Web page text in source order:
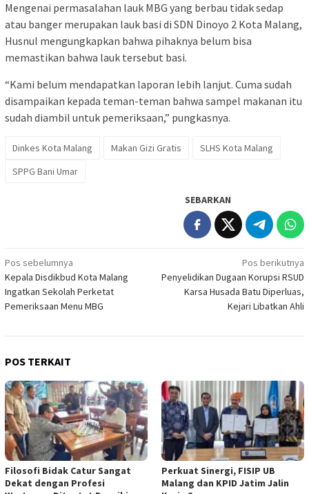
Mengenai permasalahan lauk MBG yang berbau tidak sedap
atau banger merupakan lauk basi di SDN Dinoyo 2 Kota Malang,
Husnul mengungkapkan bahwa pihaknya belum bisa
memastikan bahwa lauk tersebut basi.
“Kami belum mendapatkan laporan lebih lanjut. Cuma sudah
disampaikan kepada teman-teman bahwa sampel makanan itu
sudah diambil untuk pemeriksaan,” pungkasnya.
Dinkes Kota Malang Makan Gizi Gratis
SLHS Kota Malang
SPPG Bani Umar
SEBARKAN
Navigasi
pos
Pos sebelumnya
Kepala Disdikbud Kota Malang
Ingatkan Sekolah Perketat
Pemeriksaan Menu MBG
Pos berikutnya
Penyelidikan Dugaan Korupsi RSUD
Karsa Husada Batu Diperluas,
Kejari Libatkan Ahli
POS TERKAIT
Filosofi Bidak Catur Sangat
Dekat dengan Profesi
Perkuat Sinergi, FISIP UB
Malang dan KPID Jatim Jalin